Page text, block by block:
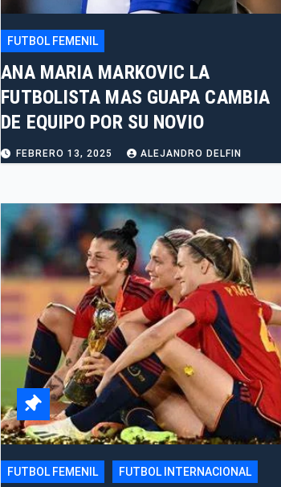
FUTBOL FEMENIL
ANA MARIA MARKOVIC LA
FUTBOLISTA MAS GUAPA CAMBIA
DE EQUIPO POR SU NOVIO
FEBRERO 13, 2025 ALEJANDRO DELFIN
FUTBOL FEMENIL FUTBOL INTERNACIONAL